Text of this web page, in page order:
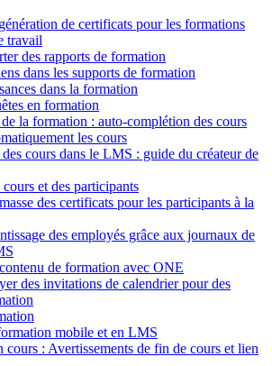
de certificats pour les formations
travail
des rapports de formation
dans les supports de formation
dans la formation
en formation
la formation : auto-complétion des cours
les cours
cours dans le LMS : guide du créateur de
et des participants
des certificats pour les participants à la
des employés grâce aux journaux de
de formation avec ONE
des invitations de calendrier pour des
mobile et en LMS
cours : Avertissements de fin de cours et lien